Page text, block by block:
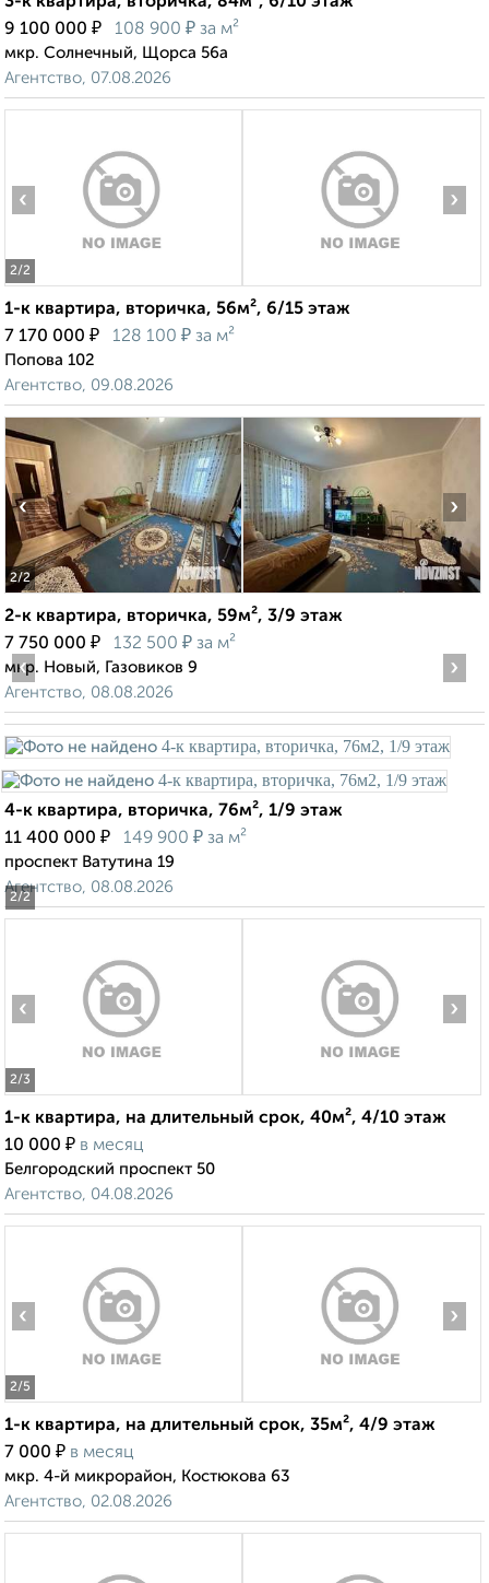
9 100 000 ₽ 108 900 ₽ за м²
мкр. Солнечный, Щорса 56а
Агентство, 07.08.2026
2/2
‹ ›
1-к квартира, вторичка, 56м², 6/15 этаж
7 170 000 ₽ 128 100 ₽ за м²
Попова 102
Агентство, 09.08.2026
2/2
‹ ›
2-к квартира, вторичка, 59м², 3/9 этаж
7 750 000 ₽ 132 500 ₽ за м²
мкр. Новый, Газовиков 9
Агентство, 08.08.2026
2/2
‹ ›
4-к квартира, вторичка, 76м², 1/9 этаж
11 400 000 ₽ 149 900 ₽ за м²
проспект Ватутина 19
Агентство, 08.08.2026
2/3
‹ ›
1-к квартира, на длительный срок, 40м², 4/10 этаж
10 000 ₽ в месяц
Белгородский проспект 50
Агентство, 04.08.2026
2/5
‹ ›
1-к квартира, на длительный срок, 35м², 4/9 этаж
7 000 ₽ в месяц
мкр. 4-й микрорайон, Костюкова 63
Агентство, 02.08.2026